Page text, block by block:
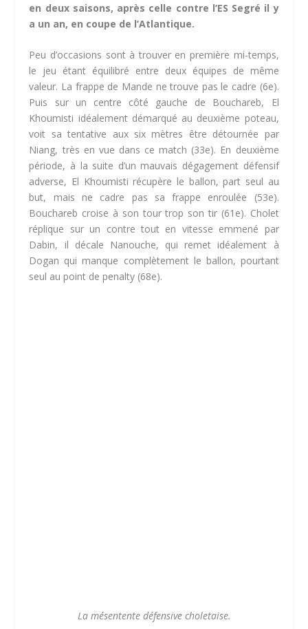
en deux saisons, après celle contre l’ES Segré il y
a un an, en coupe de l’Atlantique.
Peu d’occasions sont à trouver en première mi-temps,
le jeu étant équilibré entre deux équipes de même
valeur. La frappe de Mande ne trouve pas le cadre (6e).
Puis sur un centre côté gauche de Bouchareb, El
Khoumisti idéalement démarqué au deuxième poteau,
voit sa tentative aux six mètres être détournée par
Niang, très en vue dans ce match (33e). En deuxième
période, à la suite d’un mauvais dégagement défensif
adverse, El Khoumisti récupère le ballon, part seul au
but, mais ne cadre pas sa frappe enroulée (53e).
Bouchareb croise à son tour trop son tir (61e). Cholet
réplique sur un contre tout en vitesse emmené par
Dabin, il décale Nanouche, qui remet idéalement à
Dogan qui manque complètement le ballon, pourtant
seul au point de penalty (68e).
La mésentente défensive choletaise.